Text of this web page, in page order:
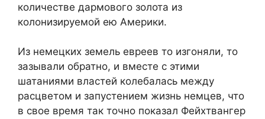
количестве дармового золота из
колонизируемой ею Америки.
Из немецких земель евреев то изгоняли, то
зазывали обратно, и вместе с этими
шатаниями властей колебалась между
расцветом и запустением жизнь немцев, что
в свое время так точно показал Фейхтвангер